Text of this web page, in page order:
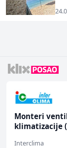
Monteri
klimatizacije
Interclima